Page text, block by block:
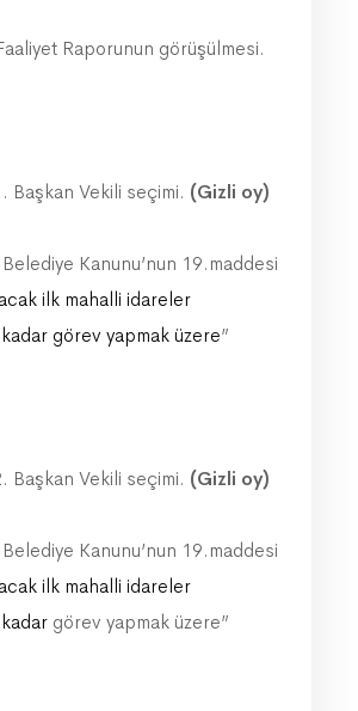
Raporunun görüşülmesi.
Başkan Vekili seçimi. (Gizli oy)
Belediye Kanunu’nun 19.maddesi
ilk mahalli idareler
görev yapmak üzere”
Başkan Vekili seçimi. (Gizli oy)
Belediye Kanunu’nun 19.maddesi
ilk mahalli idareler
görev yapmak üzere”